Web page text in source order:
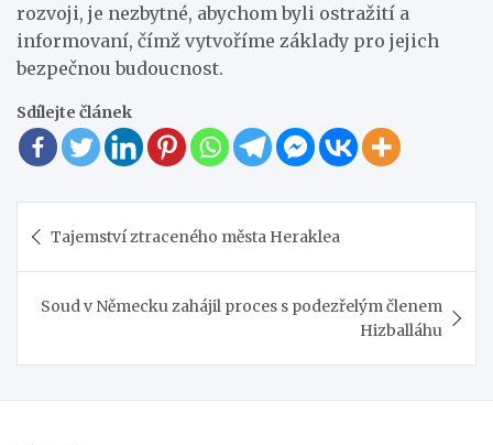
rozvoji, je nezbytné, abychom byli ostražití a
informovaní, čímž vytvoříme základy pro jejich
bezpečnou budoucnost.
Sdílejte článek
proTajemství ztraceného města Heraklea
Soud v Německu zahájil proces s podezřelým členem
Hizballáhu